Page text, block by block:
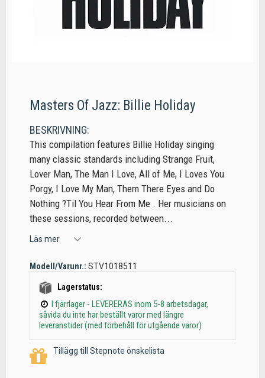
Masters Of Jazz: Billie Holiday
BESKRIVNING:
This compilation features Billie Holiday singing
many classic standards including Strange Fruit,
Lover Man, The Man I Love, All of Me, I Loves You
Porgy, I Love My Man, Them There Eyes and Do
Nothing ?Til You Hear From Me . Her musicians on
these sessions, recorded between...
Läs mer
Modell/Varunr.: STV1018511
Lagerstatus:
I fjärrlager - LEVERERAS inom 5-8 arbetsdagar,
såvida du inte har beställt varor med längre
leveranstider (med förbehåll för utgående varor)
Tillägg till Stepnote önskelista